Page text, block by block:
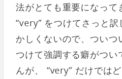
法がとても重要になって
“very” をつけてさっと
かしくないので、ついつ
つけて強調する癖がつい
んが、 “very” だけでは